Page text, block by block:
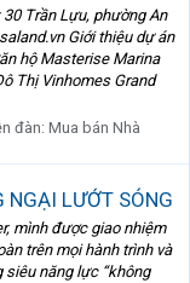
Trần Lựu, phường An
Giới thiệu dự án
hộ Masterise Marina
Thị Vinhomes Grand
đàn:Mua bán Nhà
NGẠI LƯỚT SÓNG
mình được giao nhiệm
trên mọi hành trình và
siêu năng lực “không